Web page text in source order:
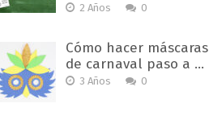
2 Años 0
Cómo hacer máscaras
de carnaval paso a …
3 Años 0